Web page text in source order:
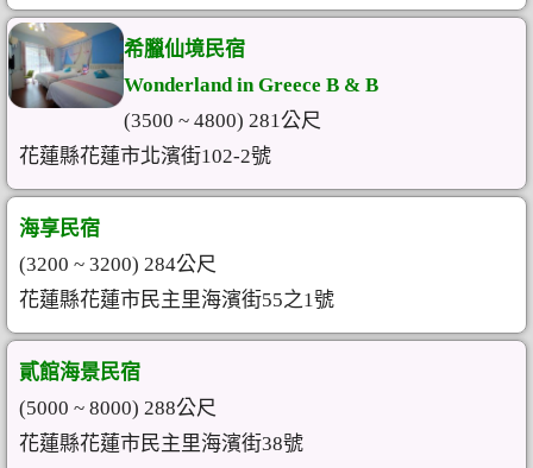
希臘仙境民宿
Wonderland in Greece B & B
(3500 ~ 4800) 281公尺
花蓮縣花蓮市北濱街102-2號
海享民宿
(3200 ~ 3200) 284公尺
花蓮縣花蓮市民主里海濱街55之1號
貳館海景民宿
(5000 ~ 8000) 288公尺
花蓮縣花蓮市民主里海濱街38號